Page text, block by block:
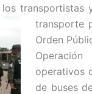
transportistas
transporte
Orden
operativos
de buses